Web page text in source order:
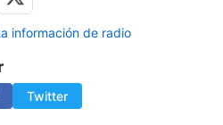
información de radio
Twitter